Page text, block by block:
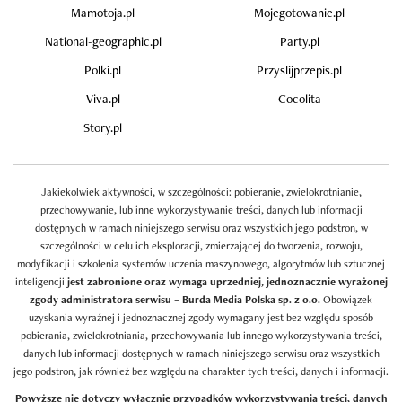
Mamotoja.pl
Mojegotowanie.pl
National-geographic.pl
Party.pl
Polki.pl
Przyslijprzepis.pl
Viva.pl
Cocolita
Story.pl
Jakiekolwiek aktywności, w szczególności: pobieranie, zwielokrotnianie,
przechowywanie, lub inne wykorzystywanie treści, danych lub informacji
dostępnych w ramach niniejszego serwisu oraz wszystkich jego podstron, w
szczególności w celu ich eksploracji, zmierzającej do tworzenia, rozwoju,
modyfikacji i szkolenia systemów uczenia maszynowego, algorytmów lub sztucznej
inteligencji jest zabronione oraz wymaga uprzedniej, jednoznacznie wyrażonej
zgody administratora serwisu – Burda Media Polska sp. z o.o.Obowiązek
uzyskania wyraźnej i jednoznacznej zgody wymagany jest bez względu sposób
pobierania, zwielokrotniania, przechowywania lub innego wykorzystywania treści,
danych lub informacji dostępnych w ramach niniejszego serwisu oraz wszystkich
jego podstron, jak również bez względu na charakter tych treści, danych i informacji.
Powyższe nie dotyczy wyłącznie przypadków wykorzystywania treści, danych